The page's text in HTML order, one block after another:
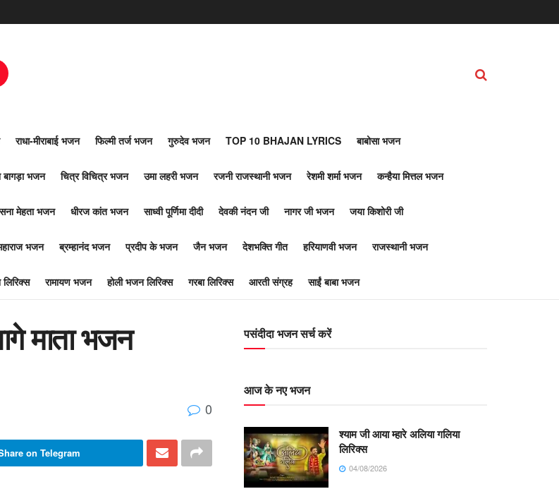
राधा-मीराबाई भजन फिल्मी तर्ज भजन गुरुदेव भजन TOP 10 BHAJAN LYRICS बाबोसा भजन
भजन चित्र विचित्र भजन उमा लहरी भजन रजनी राजस्थानी भजन रेशमी शर्मा भजन कन्हैया मित्तल भजन
मेहता भजन धीरज कांत भजन साध्वी पूर्णिमा दीदी देवकी नंदन जी नागर जी भजन जया किशोरी जी
भजन ब्रम्हानंद भजन प्रदीप के भजन जैन भजन देशभक्ति गीत हरियाणवी भजन राजस्थानी भजन
रामायण भजन होली भजन लिरिक्स गरबा लिरिक्स आरती संग्रह साईं बाबा भजन
माता भजन
0
on Telegram
पसंदीदा भजन सर्च करें
आज के नए भजन
श्याम जी आया म्हारे अलिया गलिया
लिरिक्स
04/08/2026